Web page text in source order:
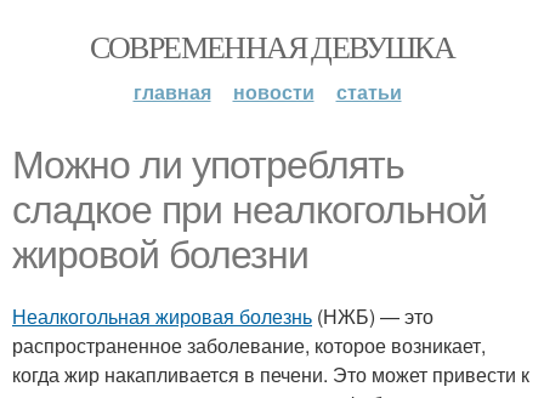
СОВРЕМЕННАЯ ДЕВУШКА
главная новости статьи
Можно ли употреблять
сладкое при неалкогольной
жировой болезни
Неалкогольная жировая болезнь (НЖБ) — это
распространенное заболевание, которое возникает,
когда жир накапливается в печени. Это может привести к